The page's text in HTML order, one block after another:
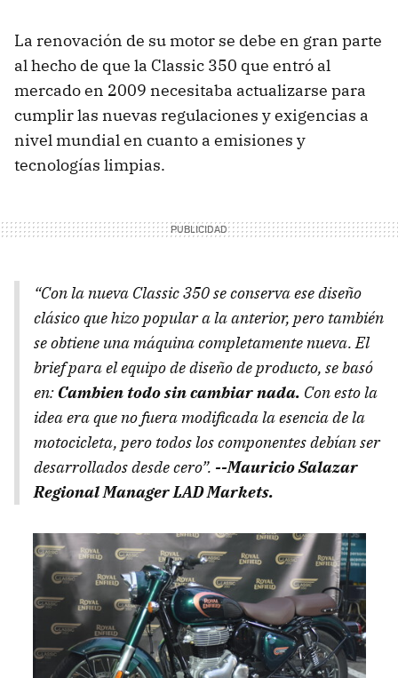
La renovación de su motor se debe en gran parte
al hecho de que la Classic 350 que entró al
mercado en 2009 necesitaba actualizarse para
cumplir las nuevas regulaciones y exigencias a
nivel mundial en cuanto a emisiones y
tecnologías limpias.
“Con la nueva Classic 350 se conserva ese diseño
clásico que hizo popular a la anterior, pero también
se obtiene una máquina completamente nueva. El
briefpara el equipo de diseño de producto, se basó
en:Cambien todo sin cambiar nada. Con esto la
idea era que no fuera modificada la esencia de la
motocicleta, pero todos los componentes debían ser
desarrollados desde cero”. --Mauricio Salazar
Regional Manager LAD Markets.